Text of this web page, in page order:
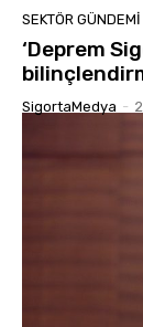
SEKTÖR GÜNDEMİ
‘Deprem
SigortaMedya -